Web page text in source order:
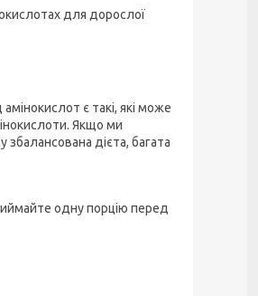
для дорослої
є такі, які може
Якщо ми
дієта, багата
одну порцію перед